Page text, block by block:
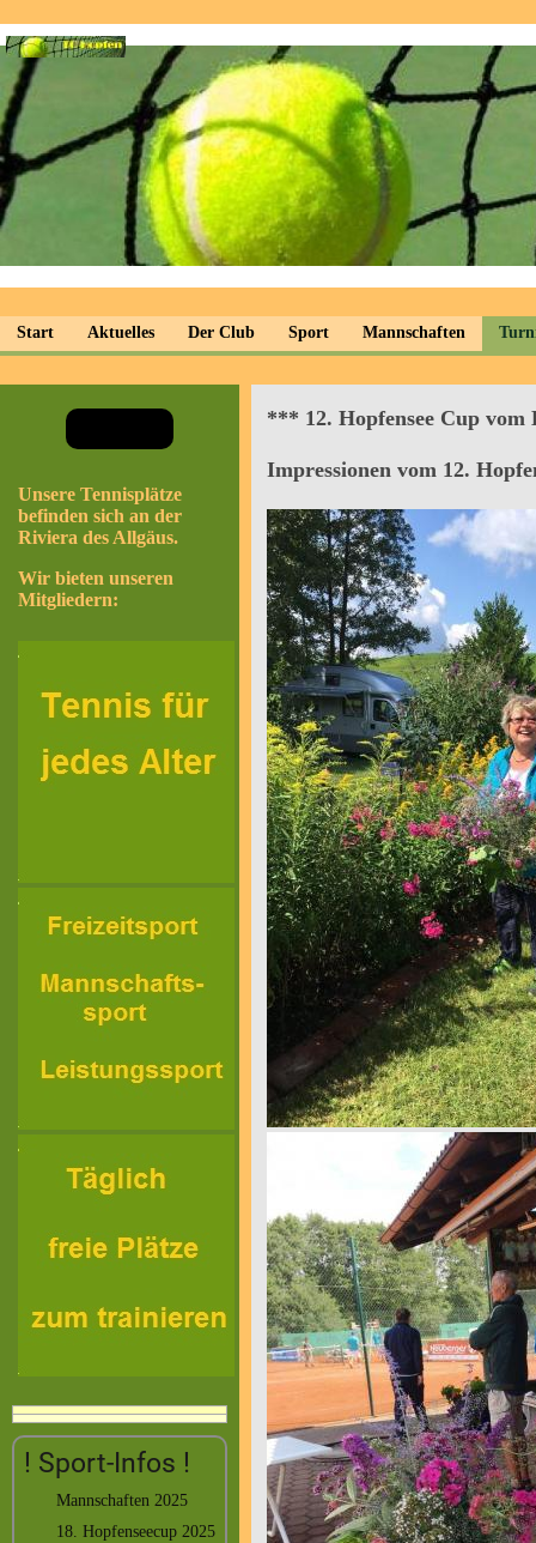
Start Aktuelles Der Club Sport Mannschaften
Unsere Tennisplätze
befinden sich an der
Riviera des Allgäus.
Wir bieten unseren
Mitgliedern:
! Sport-Infos !
Mannschaften 2025
18. Hopfenseecup 2025
*** 12. Hopfensee Cup vom
Impressionen vom 12.